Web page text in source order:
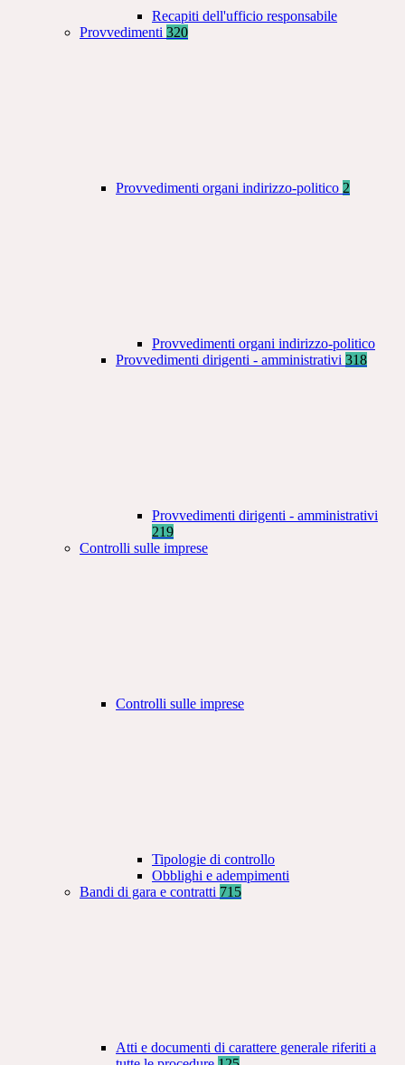
Recapiti dell'ufficio responsabile
Provvedimenti 320
Provvedimenti organi indirizzo-politico 2
Provvedimenti organi indirizzo-politico
Provvedimenti dirigenti - amministrativi 318
Provvedimenti dirigenti - amministrativi
219
Controlli sulle imprese
Controlli sulle imprese
Tipologie di controllo
Obblighi e adempimenti
Bandi di gara e contratti 715
Atti e documenti di carattere generale riferiti a